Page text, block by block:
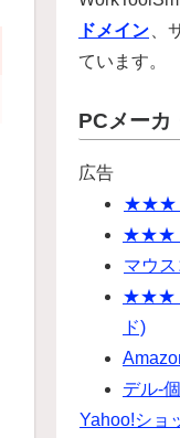
ドメイン 、
ています。
PCメーカ
広告
★★★
★★★
マウ
★★★
ド)
デル-
Yahoo!ショ